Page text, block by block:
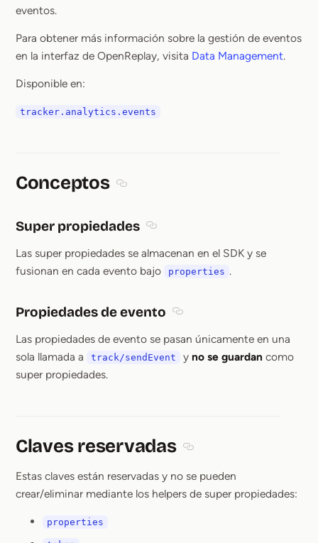
eventos.
Para obtener más información sobre la gestión de eventos
en la interfaz de OpenReplay, visita Data Management.
Disponible en:
tracker.analytics.events
Conceptos
Super propiedades
Las super propiedades se almacenan en el SDK y se
fusionan en cada evento bajo
properties .
Propiedades de evento
Las propiedades de evento se pasan únicamente en una
sola llamada a
track/sendEvent y no se guardan como
super propiedades.
Claves reservadas
Estas claves están reservadas y no se pueden
crear/eliminar mediante los helpers de super propiedades:
properties